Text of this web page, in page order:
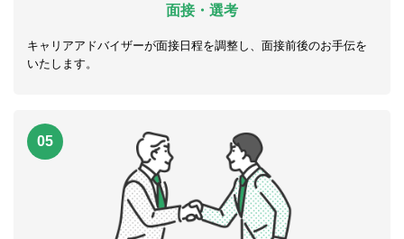
面接・選考
キャリアアドバイザーが面接日程を調整し、面接前後のお手伝を
いたします。
05